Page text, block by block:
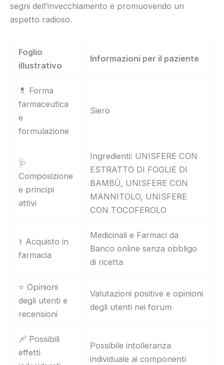
segni dell’invecchiamento e promuovendo un
aspetto radioso.
Foglio
illustrativo
Informazioni per il paziente
💊 Forma
farmaceutica
e
formulazione
Siero
🩺
Composizione
e principi
attivi
Ingredienti: UNISFERE CON
ESTRATTO DI FOGLIE DI
BAMBÙ, UNISFERE CON
MANNITOLO, UNISFERE
CON TOCOFEROLO
⚕️ Acquisto in
farmacia
Medicinali e Farmaci da
Banco online senza obbligo
di ricetta
⭐ Opinioni
degli utenti e
recensioni
Valutazioni positive e opinioni
degli utenti nei forum
🩹 Possibili
effetti
Possibile intolleranza
individuale ai componenti